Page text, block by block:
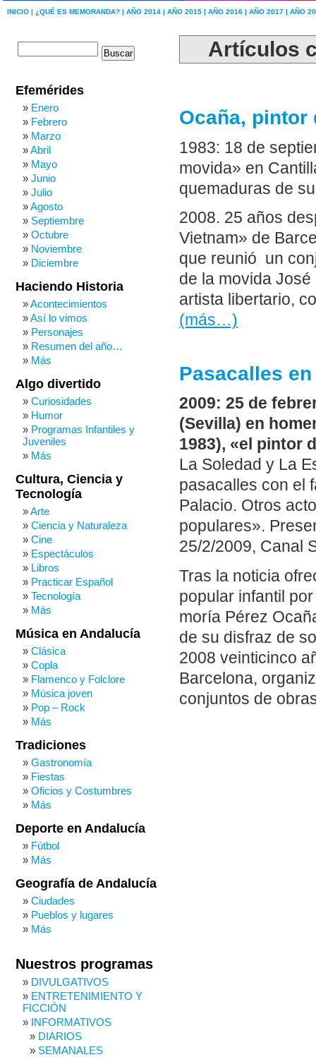
INICIO | ¿QUÉ ES MEMORANDA? | AÑO 2014 | AÑO 2015 | AÑO 2016 | AÑO 2017 | AÑO
Artículos
Ocaña, pintor
1983: 18 de
movida» en
quemaduras de
2008. 25 años
Vietnam» de
que reunió un
de la movida
artista libertario,
(más…)
Pasacalles
2009: 25 de
(Sevilla) en
1983), «el pintor
La Soledad y La
pasacalles con el
Palacio. Otros
populares».
25/2/2009, Canal
Tras la noticia
popular infantil
moría Pérez
de su disfraz de
2008 veinticinco
Barcelona,
conjuntos de
Efemérides
Enero
Febrero
Marzo
Abril
Mayo
Junio
Julio
Agosto
Septiembre
Octubre
Noviembre
Diciembre
Haciendo Historia
Acontecimientos
Así lo vimos
Personajes
Resumen del año…
Más
Algo divertido
Curiosidades
Humor
Programas Infantiles y
Juveniles
Más
Cultura, Ciencia y
Tecnología
Arte
Ciencia y Naturaleza
Cine
Espectáculos
Libros
Practicar Español
Tecnología
Más
Música en Andalucía
Clásica
Copla
Flamenco y Folclore
Música joven
Pop – Rock
Más
Tradiciones
Gastronomía
Fiestas
Oficios y Costumbres
Más
Deporte en Andalucía
Fútbol
Más
Geografía de Andalucía
Ciudades
Pueblos y lugares
Más
Nuestros programas
DIVULGATIVOS
ENTRETENIMIENTO Y
FICCIÓN
INFORMATIVOS
DIARIOS
SEMANALES